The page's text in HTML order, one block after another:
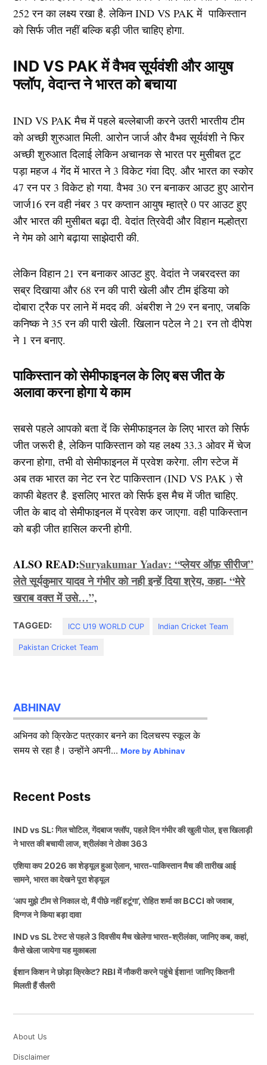
252 रन का लक्ष्य रखा है. लेकिन IND VS PAK में पाकिस्तान
को सिर्फ जीत नहीं बल्कि बड़ी जीत चाहिए होगा.
IND VS PAK में वैभव सूर्यवंशी और आयुष
फ्लॉप, वेदान्त ने भारत को बचाया
IND VS PAK मैच में पहले बल्लेबाजी करने उतरी भारतीय टीम
को अच्छी शुरुआत मिली. आरोन जार्ज और वैभव सूर्यवंशी ने फिर
अच्छी शुरुआत दिलाई लेकिन अचानक से भारत पर मुसीबत टूट
पड़ा महज 4 गेंद में भारत ने 3 विकेट गंवा दिए. और भारत का स्कोर
47 रन पर 3 विकेट हो गया. वैभव 30 रन बनाकर आउट हुए आरोन
जार्ज16 रन वही नंबर 3 पर कप्तान आयुष म्हात्रे 0 पर आउट हुए
और भारत की मुसीबत बढ़ा दी. वेदांत त्रिवेदी और विहान मल्होत्रा
ने गेम को आगे बढ़ाया साझेदारी की.
लेकिन विहान 21 रन बनाकर आउट हुए. वेदांत ने जबरदस्त का
सब्र दिखाया और 68 रन की पारी खेली और टीम इंडिया को
दोबारा ट्रैक पर लाने में मदद की. अंबरीश ने 29 रन बनाए, जबकि
कनिष्क ने 35 रन की पारी खेली. खिलान पटेल ने 21 रन तो दीपेश
ने 1 रन बनाए.
पाकिस्तान को सेमीफाइनल के लिए बस जीत के
अलावा करना होगा ये काम
सबसे पहले आपको बता दें कि सेमीफाइनल के लिए भारत को सिर्फ
जीत जरूरी है, लेकिन पाकिस्तान को यह लक्ष्य 33.3 ओवर में चेज
करना होगा, तभी वो सेमीफाइनल में प्रवेश करेगा. लीग स्टेज में
अब तक भारत का नेट रन रेट पाकिस्तान (IND VS PAK ) से
काफी बेहतर है. इसलिए भारत को सिर्फ इस मैच में जीत चाहिए.
जीत के बाद वो सेमीफाइनल में प्रवेश कर जाएगा. वही पाकिस्तान
को बड़ी जीत हासिल करनी होगी.
ALSO READ:Suryakumar Yadav: “प्लेयर ऑफ़ सीरीज”
लेते सूर्यकुमार यादव ने गंभीर को नही इन्हें दिया श्रेय, कहा- “मेरे
खराब वक्त में उसे…”,
TAGGED: ICC U19 WORLD CUP Indian Cricket Team
Pakistan Cricket Team
ABHINAV
अभिनव को क्रिकेट पत्रकार बनने का दिलचस्प स्कूल के
समय से रहा है। उन्होंने अपनी...More by Abhinav
Recent Posts
IND vs SL: गिल चोटिल, गेंदबाज फ्लॉप, पहले दिन गंभीर की खुली पोल, इस खिलाड़ी
ने भारत की बचायी लाज, श्रीलंका ने ठोका 363
एशिया कप 2026 का शेड्यूल हुआ ऐलान, भारत-पाकिस्तान मैच की तारीख आई
सामने, भारत का देखने पूरा शेड्यूल
‘आप मुझे टीम से निकाल दो, मैं पीछे नहीं हटूंगा’, रोहित शर्मा का BCCI को जवाब,
दिग्गज ने किया बड़ा दावा
IND vs SL टेस्ट से पहले 3 दिवसीय मैच खेलेगा भारत-श्रीलंका, जानिए कब, कहां,
कैसे खेला जायेगा यह मुकाबला
ईशान किशन ने छोड़ा क्रिकेट? RBI में नौकरी करने पहुंचे ईशान! जानिए कितनी
मिलती हैं सैलरी
About Us
Disclaimer